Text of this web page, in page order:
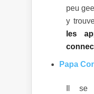
peu
y
les
Papa
Il se